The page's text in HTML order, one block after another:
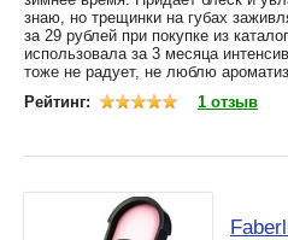
знаю, но трещинки на губах
за 29 рублей при покупке из
использовала за 3 месяца
тоже не радует, не люблю
Рейтинг:
1 отзыв